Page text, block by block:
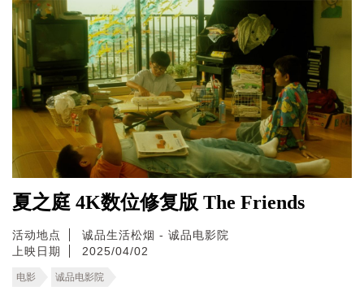
夏之庭 4K数位修复版 The Friends
活动地点
诚品生活松烟 - 诚品电影院
上映日期
2025/04/02
电影 诚品电影院